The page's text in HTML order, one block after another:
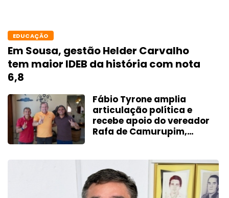
EDUCAÇÃO
Em Sousa, gestão Helder Carvalho
tem maior IDEB da história com nota
6,8
Fábio Tyrone amplia
articulação política e
recebe apoio do vereador
Rafa de Camurupim,